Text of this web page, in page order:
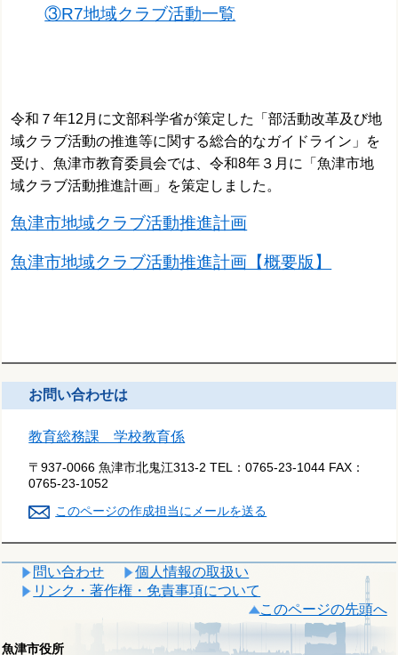
③R7地域クラブ活動一覧
令和７年12月に文部科学省が策定した「部活動改革及び地
域クラブ活動の推進等に関する総合的なガイドライン」を
受け、魚津市教育委員会では、令和8年３月に「魚津市地
域クラブ活動推進計画」を策定しました。
魚津市地域クラブ活動推進計画
魚津市地域クラブ活動推進計画【概要版】
お問い合わせは
教育総務課 学校教育係
〒937-0066 魚津市北鬼江313-2 TEL：0765-23-1044 FAX：
0765-23-1052
このページの作成担当にメールを送る
問い合わせ
個人情報の取扱い
リンク・著作権・免責事項について
このページの先頭へ
魚津市役所